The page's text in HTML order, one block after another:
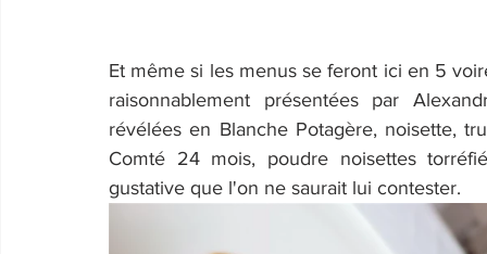
Et même si les menus se feront ici en 5
raisonnablement présentées par
révélées en Blanche Potagère, noisette,
Comté 24 mois, poudre noisettes
gustative que l'on ne saurait lui contester.